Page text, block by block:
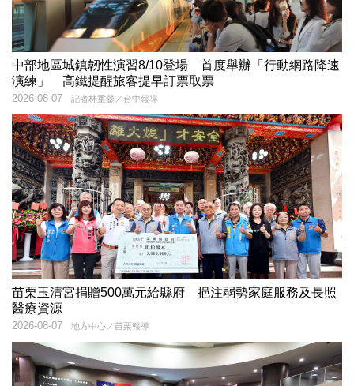
中部地區城鎮韌性演習8/10登場 首度舉辦「行動網路降速
演練」 高鐵提醒旅客提早訂票取票
記者林重鎣／台中報導
2026-08-07
苗栗玉清宮捐贈500萬元給縣府 挹注弱勢家庭服務及長照
醫療資源
地方中心／苗栗報導
2026-08-07